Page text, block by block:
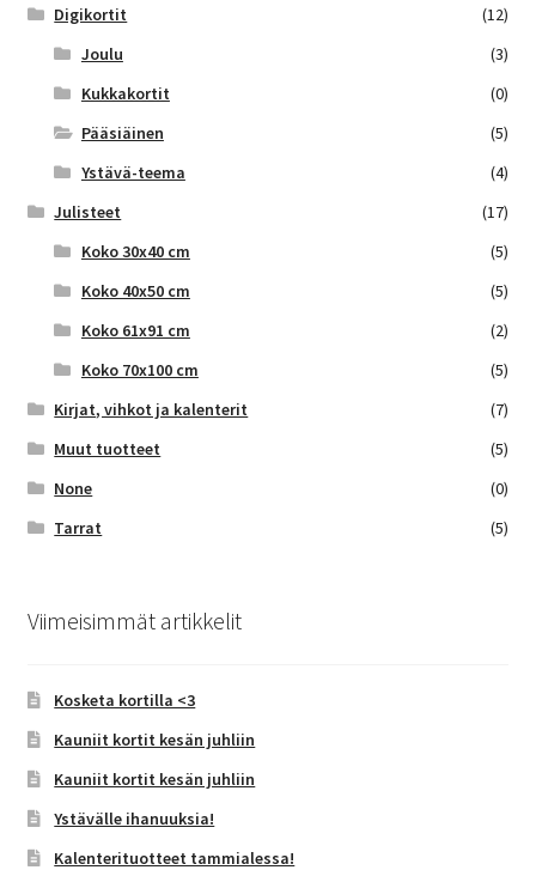
Digikortit
(12)
Joulu
(3)
Kukkakortit
(0)
Pääsiäinen
(5)
Ystävä-teema
(4)
Julisteet
(17)
Koko 30x40 cm
(5)
Koko 40x50 cm
(5)
Koko 61x91 cm
(2)
Koko 70x100 cm
(5)
Kirjat, vihkot ja kalenterit
(7)
Muut tuotteet
(5)
None
(0)
Tarrat
(5)
Viimeisimmät artikkelit
Kosketa kortilla <3
Kauniit kortit kesän juhliin
Kauniit kortit kesän juhliin
Ystävälle ihanuuksia!
Kalenterituotteet tammialessa!